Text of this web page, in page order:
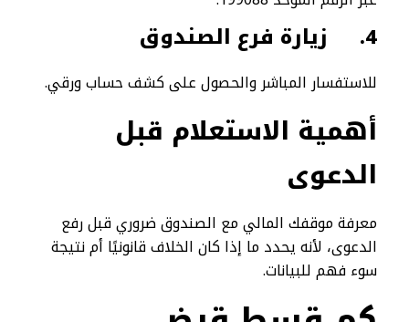
4. زيارة فرع الصندوق
للاستفسار المباشر والحصول على كشف حساب ورقي.
أهمية الاستعلام قبل
الدعوى
معرفة موقفك المالي مع الصندوق ضروري قبل رفع
الدعوى، لأنه يحدد ما إذا كان الخلاف قانونيًا أم نتيجة
سوء فهم للبيانات.